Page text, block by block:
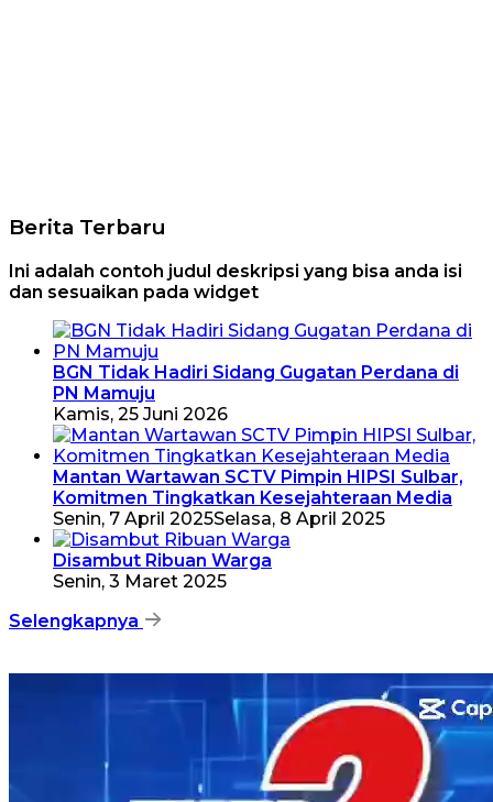
Berita Terbaru
Ini adalah contoh judul deskripsi yang bisa anda isi
dan sesuaikan pada widget
BGN Tidak Hadiri Sidang Gugatan Perdana di
PN Mamuju
Kamis, 25 Juni 2026
Mantan Wartawan SCTV Pimpin HIPSI Sulbar,
Komitmen Tingkatkan Kesejahteraan Media
Senin, 7 April 2025Selasa, 8 April 2025
Disambut Ribuan Warga
Senin, 3 Maret 2025
Selengkapnya